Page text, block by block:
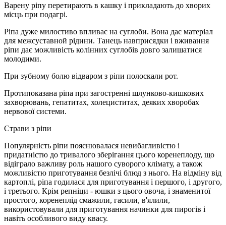
Варену ріпу перетирають в кашку і прикладають до хворих
місць при подагрі.
Ріпа дуже милостиво впливає на суглоби. Вона дає матеріал
для межсуставной рідини. Танець навприсядки і вживання
ріпи дає можливість колінних суглобів довго залишатися
молодими.
При зубному болю відваром з ріпи полоскали рот.
Протипоказана ріпа при загостренні шлунково-кишкових
захворювань, гепатитах, холециститах, деяких хворобах
нервової системи.
Страви з ріпи
Популярність ріпи пояснювалася невибагливістю і
придатністю до тривалого зберігання цього коренеплоду, що
відіграло важливу роль нашого суворого клімату, а також
можливістю приготування безлічі блюд з нього. На відміну від
картоплі, ріпа годилася для приготування і першого, і другого,
і третього. Крім репніци - юшки з цього овоча, і знаменитої
простого, коренеплід смажили, гасили, в'ялили,
використовували для приготування начинки для пирогів і
навіть особливого виду квасу.